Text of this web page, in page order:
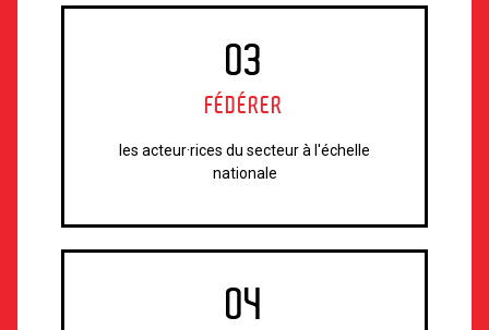
03
FÉDÉRER
les acteur·rices du secteur à l'échelle
nationale
04